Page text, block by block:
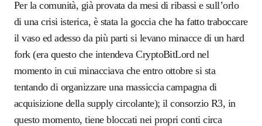
Per la comunità, già provata da mesi di ribassi e sull’orlo
di una crisi isterica, è stata la goccia che ha fatto traboccare
il vaso ed adesso da più parti si levano minacce di un hard
fork (era questo che intendeva CryptoBitLord nel
momento in cui minacciava che entro ottobre si sta
tentando di organizzare una massiccia campagna di
acquisizione della supply circolante); il consorzio R3, in
questo momento, tiene bloccati nei propri conti circa